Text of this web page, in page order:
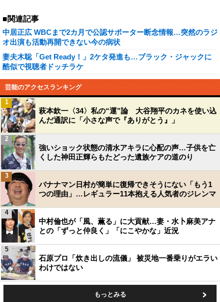
■関連記事
中居正広 WBCまで2カ月で公認サポーター断念情報…突然のラジ
オ出演も活動再開できない今の病状
妻夫木聡「Get Ready！」2ケタ発進も…ブラック・ジャックに
酷似で視聴者ドッチラケ
芸能のアクセスランキング
萩本欽一〈34〉私の“運”論 大谷翔平のカネを使い込
んだ通訳に「小さな声で『ありがとう』」
1
強いショック状態の清水アキラに心配の声…子供を亡
くした神田正輝らもたどった遺族ケアの道のり
2
バナナマン日村が簡単に復帰できそうにない「もう1
つの理由」…レギュラー11本抱える人気者のジレンマ
3
中村倫也が「風、薫る」に大貢献…妻・水卜麻美アナ
との「ずっと仲良く」「にこやかな」近況
4
石原プロ「炊き出しの流儀」 被災地一番乗りがエラい
わけではない
5
もっとみる